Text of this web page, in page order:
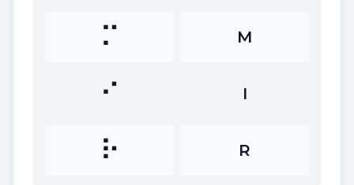
⠍ M
⠊ I
⠗ R